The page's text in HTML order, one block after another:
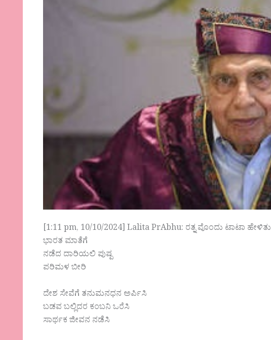
[1:11 pm, 10/10/2024] Lalita PrAbhu: ರತ್ನ ವೊಂದು ಟಾಟಾ ಹೇಳಿತು
ಭಾರತ ಮಾತೆಗೆ
ನಡೆದ ದಾರಿಯಲಿ ಪುಷ್ಪ
ಪರಿಮಳ ಬೀರಿ
ದೇಶ ಸೇವೆಗೆ ತನುಮನಧನ ಅರ್ಪಿಸಿ
ಬಡವ ಬಲ್ಲಿದರ ಕಂಬನಿ ಒರೆಸಿ
ಸಾರ್ಥಕ ಜೀವನ ನಡೆಸಿ